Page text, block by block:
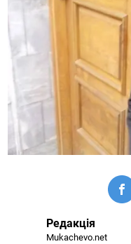
Редакція
Mukachevo.net